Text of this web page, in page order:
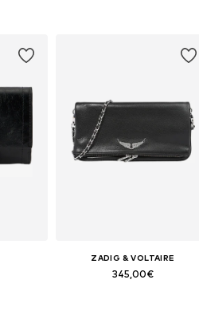
ZADIG & VOLTAIRE
345,00€